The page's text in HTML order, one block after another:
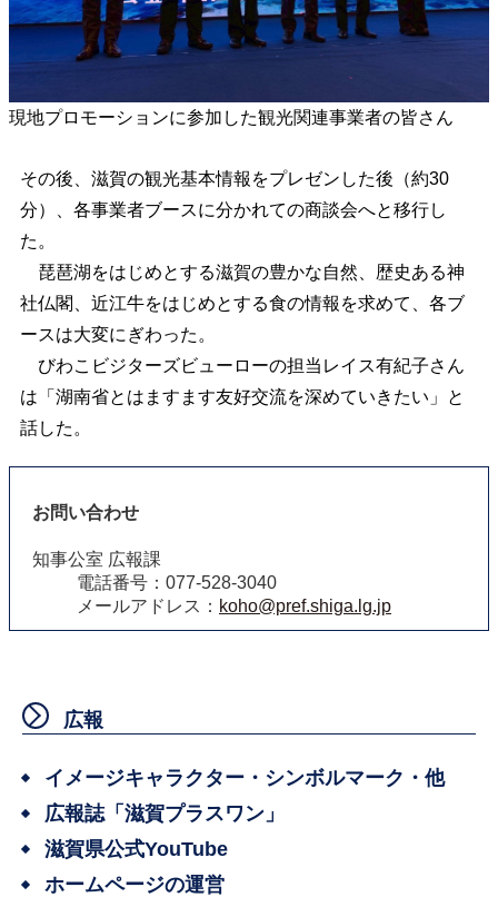
現地プロモーションに参加した観光関連事業者の皆さん
その後、滋賀の観光基本情報をプレゼンした後（約30
分）、各事業者ブースに分かれての商談会へと移行し
た。
琵琶湖をはじめとする滋賀の豊かな自然、歴史ある神
社仏閣、近江牛をはじめとする食の情報を求めて、各ブ
ースは大変にぎわった。
びわこビジターズビューローの担当レイス有紀子さん
は「湖南省とはますます友好交流を深めていきたい」と
話した。
お問い合わせ
知事公室 広報課
電話番号：077-528-3040
メールアドレス： koho@pref.shiga.lg.jp
広報
イメージキャラクター・シンボルマーク・他
広報誌「滋賀プラスワン」
滋賀県公式YouTube
ホームページの運営